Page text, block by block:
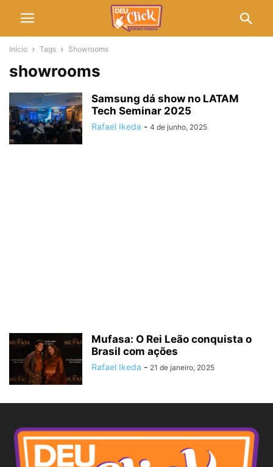
Início Tags Showrooms
showrooms
Samsung dá show no LATAM
Tech Seminar 2025
Rafael Ikeda - 4 de junho, 2025
Mufasa: O Rei Leão conquista o
Brasil com ações
Rafael Ikeda - 21 de janeiro, 2025